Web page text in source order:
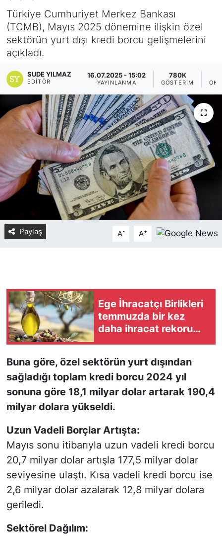
Türkiye Cumhuriyet Merkez Bankası
(TCMB), Mayıs 2025 dönemine ilişkin özel
sektörün yurt dışı kredi borcu gelişmelerini
açıkladı.
SUDE YILMAZ
EDITÖR
16.07.2025 - 15:02
YAYINLANMA
780K
GÖSTERIM
Paylaş A- A+
Ege İhracatçı Birlikleri
temmuzda bir kez
daha ihracat rekoru
Buna göre, özel sektörün yurt dışından
sağladığı toplam kredi borcu 2024 yıl
sonuna göre 18,1 milyar dolar artarak 190,4
milyar dolara yükseldi.
Uzun Vadeli Borçlar Artışta:
Mayıs sonu itibarıyla uzun vadeli kredi borcu
20,7 milyar dolar artışla 177,5 milyar dolar
seviyesine ulaştı. Kısa vadeli kredi borcu ise
2,6 milyar dolar azalarak 12,8 milyar dolara
geriledi.
Sektörel Dağılım:
Yurt Dışı Fuarlar
Teknoloji
KÜLTÜR SANAT
ŞİRKET HABERLERİ
FUAR HABERLERİ
FUAR TAKVİMİ
Amerika Fuarları
FUAR RAPORU
FESTİVAL HABERLERİ
FESTİVAL TAKVİMİ
RÖPORTAJLAR
BİYOGRAFİLER